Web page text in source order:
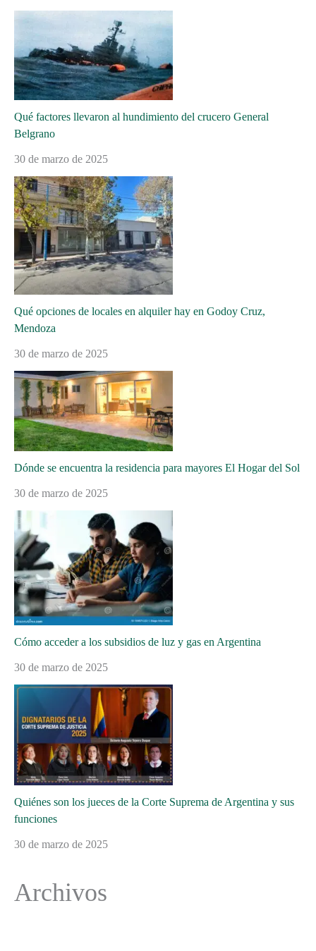
Qué factores llevaron al hundimiento del crucero General
Belgrano
30 de marzo de 2025
Qué opciones de locales en alquiler hay en Godoy Cruz,
Mendoza
30 de marzo de 2025
Dónde se encuentra la residencia para mayores El Hogar del Sol
30 de marzo de 2025
Cómo acceder a los subsidios de luz y gas en Argentina
30 de marzo de 2025
Quiénes son los jueces de la Corte Suprema de Argentina y sus
funciones
30 de marzo de 2025
Archivos